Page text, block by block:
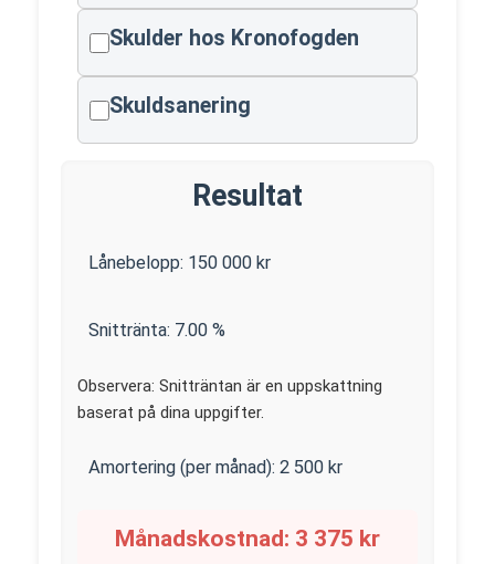
Skulder hos Kronofogden
Skuldsanering
Resultat
Lånebelopp: 150 000 kr
Snittränta: 7.00 %
Observera: Snitträntan är en uppskattning
baserat på dina uppgifter.
Amortering (per månad): 2 500 kr
Månadskostnad: 3 375 kr